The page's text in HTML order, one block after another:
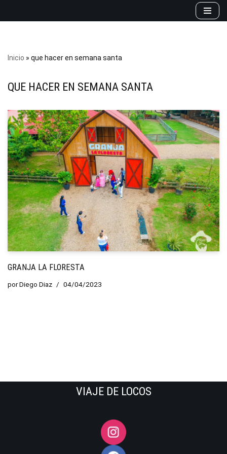
Inicio » que hacer en semana santa
QUE HACER EN SEMANA SANTA
GRANJA LA FLORESTA
porDiego Diaz 04/04/2023
VIAJE DE LOCOS